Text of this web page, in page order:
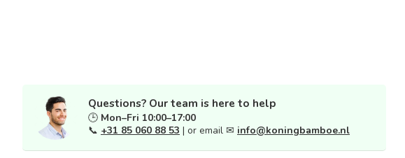
Questions? Our team is here to help
🕒 Mon–Fri 10:00–17:00
📞 +31 85 060 88 53 | or email ✉ info@koningbamboe.nl